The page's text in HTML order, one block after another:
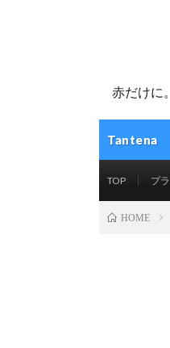
赤だけに。